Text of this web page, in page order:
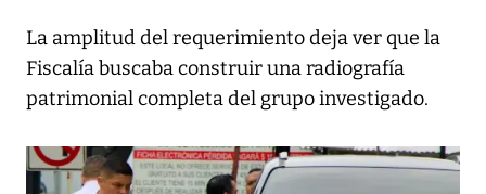
La amplitud del requerimiento deja ver que la
Fiscalía buscaba construir una radiografía
patrimonial completa del grupo investigado.